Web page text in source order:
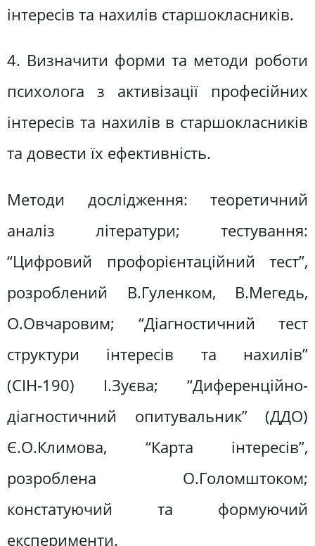
інтересів та нахилів старшокласників.
4. Визначити форми та методи роботи
психолога з активізації професійних
інтересів та нахилів в старшокласників
та довести їх ефективність.
Методи дослідження: теоретичний
аналіз літератури; тестування:
“Цифровий профорієнтаційний тест”,
розроблений В.Гуленком, В.Мегедь,
О.Овчаровим; “Діагностичний тест
структури інтересів та нахилів”
(СІН-190) І.Зуєва; “Диференційно-
діагностичний опитувальник” (ДДО)
Є.О.Климова, “Карта інтересів”,
розроблена О.Голомштоком;
констатуючий та формуючий
експерименти.